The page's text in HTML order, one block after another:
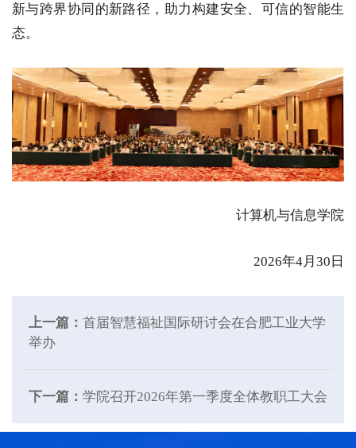
新与跨界协同的新路径，助力构建安全、可信的智能生
态。
计算机与信息学院
2026年4月30日
上一篇： 首届智慧福祉国际研讨会在合肥工业大学
举办
下一篇： 学院召开2026年第一季度全体教职工大会